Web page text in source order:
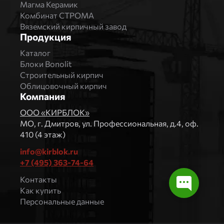
Магма Керамик
Комбинат СТРОМА
Вяземский кирпичный завод
Продукция
Каталог
Блоки Bonolit
Строительный кирпич
Облицовочный кирпич
Компания
ООО «КИРБЛОК»
МO, г. Дмитров, ул. Профессиональная, д.4, оф.
410 (4 этаж)
info@kirblok.ru
+7 (495) 363-74-64
Контакты
Как купить
Персональные данные